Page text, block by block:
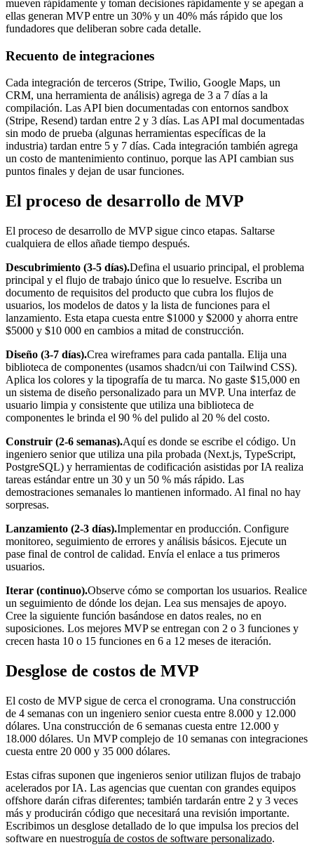
mueven rápidamente y toman decisiones rápidamente y se apegan a
ellas generan MVP entre un 30% y un 40% más rápido que los
fundadores que deliberan sobre cada detalle.
Recuento de integraciones
Cada integración de terceros (Stripe, Twilio, Google Maps, un
CRM, una herramienta de análisis) agrega de 3 a 7 días a la
compilación. Las API bien documentadas con entornos sandbox
(Stripe, Resend) tardan entre 2 y 3 días. Las API mal documentadas
sin modo de prueba (algunas herramientas específicas de la
industria) tardan entre 5 y 7 días. Cada integración también agrega
un costo de mantenimiento continuo, porque las API cambian sus
puntos finales y dejan de usar funciones.
El proceso de desarrollo de MVP
El proceso de desarrollo de MVP sigue cinco etapas. Saltarse
cualquiera de ellos añade tiempo después.
Descubrimiento (3-5 días).Defina el usuario principal, el problema
principal y el flujo de trabajo único que lo resuelve. Escriba un
documento de requisitos del producto que cubra los flujos de
usuarios, los modelos de datos y la lista de funciones para el
lanzamiento. Esta etapa cuesta entre $1000 y $2000 y ahorra entre
$5000 y $10 000 en cambios a mitad de construcción.
Diseño (3-7 días).Crea wireframes para cada pantalla. Elija una
biblioteca de componentes (usamos shadcn/ui con Tailwind CSS).
Aplica los colores y la tipografía de tu marca. No gaste $15,000 en
un sistema de diseño personalizado para un MVP. Una interfaz de
usuario limpia y consistente que utiliza una biblioteca de
componentes le brinda el 90 % del pulido al 20 % del costo.
Construir (2-6 semanas).Aquí es donde se escribe el código. Un
ingeniero senior que utiliza una pila probada (Next.js, TypeScript,
PostgreSQL) y herramientas de codificación asistidas por IA realiza
tareas estándar entre un 30 y un 50 % más rápido. Las
demostraciones semanales lo mantienen informado. Al final no hay
sorpresas.
Lanzamiento (2-3 días).Implementar en producción. Configure
monitoreo, seguimiento de errores y análisis básicos. Ejecute un
pase final de control de calidad. Envía el enlace a tus primeros
usuarios.
Iterar (continuo).Observe cómo se comportan los usuarios. Realice
un seguimiento de dónde los dejan. Lea sus mensajes de apoyo.
Cree la siguiente función basándose en datos reales, no en
suposiciones. Los mejores MVP se entregan con 2 o 3 funciones y
crecen hasta 10 o 15 funciones en 6 a 12 meses de iteración.
Desglose de costos de MVP
El costo de MVP sigue de cerca el cronograma. Una construcción
de 4 semanas con un ingeniero senior cuesta entre 8.000 y 12.000
dólares. Una construcción de 6 semanas cuesta entre 12.000 y
18.000 dólares. Un MVP complejo de 10 semanas con integraciones
cuesta entre 20 000 y 35 000 dólares.
Estas cifras suponen que ingenieros senior utilizan flujos de trabajo
acelerados por IA. Las agencias que cuentan con grandes equipos
offshore darán cifras diferentes; también tardarán entre 2 y 3 veces
más y producirán código que necesitará una revisión importante.
Escribimos un desglose detallado de lo que impulsa los precios del
software en nuestroguía de costos de software personalizado.